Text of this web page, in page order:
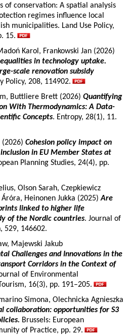
of conservation: A spatial analysis
regimes influence local
municipalities. Land Use Policy,
15.
Karol, Frankowski Jan (2026)
in technology uptake.
scale renovation subsidy
Policy, 208, 114902.
Buttliere Brett (2026) Quantifying
With Thermodynamics: A Data-
Concepts. Entropy, 28(1), 11.
Cohesion policy impact on
in EU Member States at
Planning Studies, 24(4), pp.
Olson Sarah, Czepkiewicz
Heinonen Jukka (2025)Are
linked to higher life
of the Nordic countries. Journal of
529, 146602.
Majewski Jakub
Challenges and Innovations in the
Corridors in the Context of
of Environmental
16(3), pp. 191–205.
Simona, Olechnicka Agnieszka
collaboration: opportunities for S3
Brussels: European
of Practice, pp. 29.